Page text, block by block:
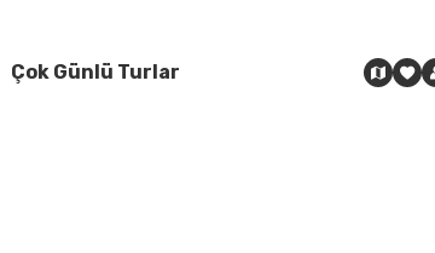
Çok Günlü Turlar